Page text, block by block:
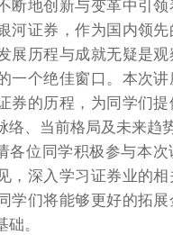
断地创新与变革中引
河证券，作为国内领
展历程与成就无疑是
一个绝佳窗口。本次
券的历程，为同学们提
络、当前格局及未来趋
各位同学积极参与本
，深入学习证券业的
学们将能够更好的拓
。